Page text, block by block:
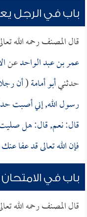
باب في الرجل
قال المصنف رحمه الله
عمر بن عبد الواحدعن
حدثنيأبو أمامة(أن
رسول الله, إني أصبت
قال: نعم, قال: هل
فإن الله تعالى قد عفا
باب في
قال المصنف رحمه الله